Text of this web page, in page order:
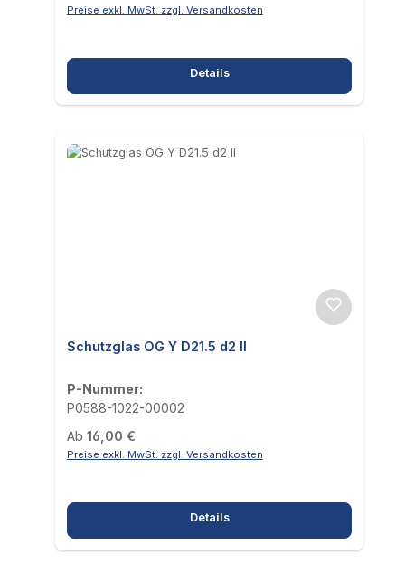
Preise exkl. MwSt. zzgl. Versandkosten
Details
Schutzglas OG Y D21.5 d2 II
P-Nummer:
P0588-1022-00002
Regulärer Preis:
Ab 16,00 €
Preise exkl. MwSt. zzgl. Versandkosten
Details